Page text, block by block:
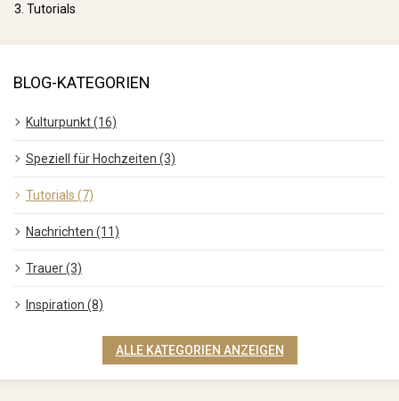
Tutorials
BLOG-KATEGORIEN
Kulturpunkt (16)
Speziell für Hochzeiten (3)
Tutorials (7)
Nachrichten (11)
Trauer (3)
Inspiration (8)
ALLE KATEGORIEN ANZEIGEN